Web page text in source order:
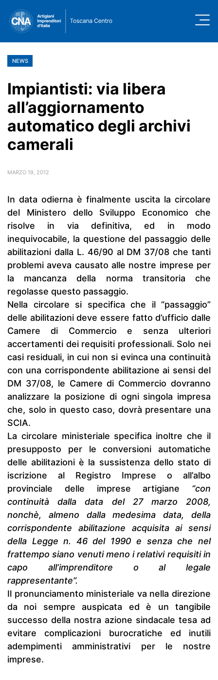
NEWS
Impiantisti: via libera
all’aggiornamento
automatico degli archivi
camerali
MARZO 19, 2012
In data odierna è finalmente uscita la circolare
del Ministero dello Sviluppo Economico che
risolve in via definitiva, ed in modo
inequivocabile, la questione del passaggio delle
abilitazioni dalla L. 46/90 al DM 37/08 che tanti
problemi aveva causato alle nostre imprese per
la mancanza della norma transitoria che
regolasse questo passaggio.
Nella circolare si specifica che il “passaggio”
delle abilitazioni deve essere fatto d’ufficio dalle
Camere di Commercio e senza ulteriori
accertamenti dei requisiti professionali. Solo nei
casi residuali, in cui non si evinca una continuità
con una corrispondente abilitazione ai sensi del
DM 37/08, le Camere di Commercio dovranno
analizzare la posizione di ogni singola impresa
che, solo in questo caso, dovrà presentare una
SCIA.
La circolare ministeriale specifica inoltre che il
presupposto per le conversioni automatiche
delle abilitazioni è la sussistenza dello stato di
iscrizione al Registro Imprese o all’albo
provinciale delle imprese artigiane “con
continuità dalla data del 27 marzo 2008,
nonchè, almeno dalla medesima data, della
corrispondente abilitazione acquisita ai sensi
della Legge n. 46 del 1990 e senza che nel
frattempo siano venuti meno i relativi requisiti in
capo all’imprenditore o al legale
rappresentante”.
Il pronunciamento ministeriale va nella direzione
da noi sempre auspicata ed è un tangibile
successo della nostra azione sindacale tesa ad
evitare complicazioni burocratiche ed inutili
adempimenti amministrativi per le nostre
imprese.